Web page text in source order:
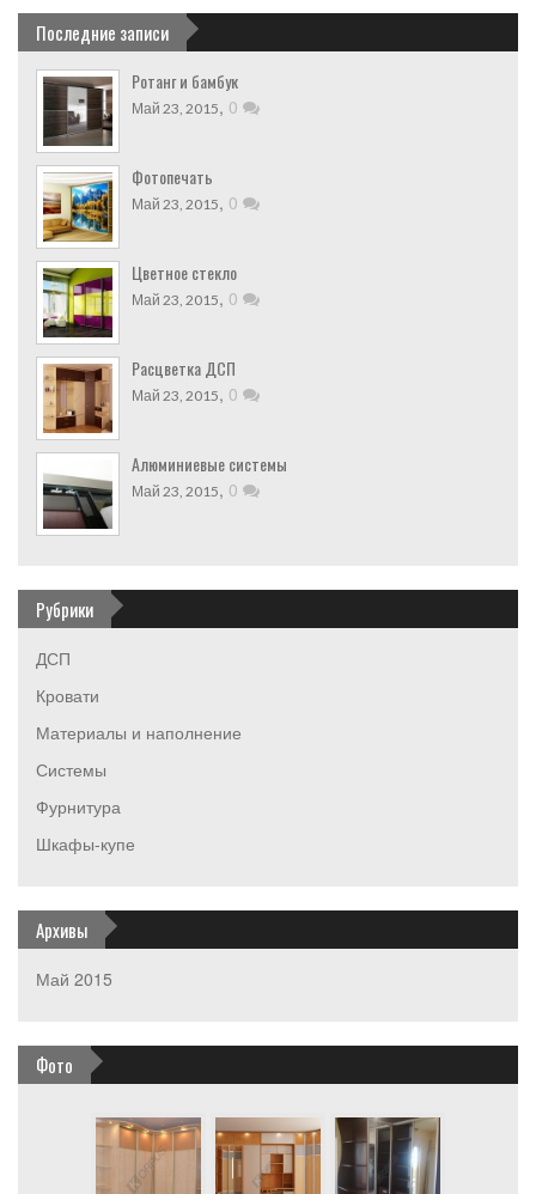
Последние записи
Ротанг и бамбук
Май 23, 2015, 0
Фотопечать
Май 23, 2015, 0
Цветное стекло
Май 23, 2015, 0
Расцветка ДСП
Май 23, 2015, 0
Алюминиевые системы
Май 23, 2015, 0
Рубрики
ДСП
Кровати
Материалы и наполнение
Системы
Фурнитура
Шкафы-купе
Архивы
Май 2015
Фото